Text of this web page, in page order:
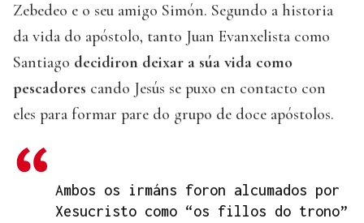
Zebedeo e o seu amigo Simón. Segundo a historia
da vida do apóstolo, tanto Juan Evanxelista como
Santiago decidiron deixar a súa vida como
pescadores cando Jesús se puxo en contacto con
eles para formar pare do grupo de doce apóstolos.
Ambos os irmáns foron alcumados por
Xesucristo como “os fillos do trono”